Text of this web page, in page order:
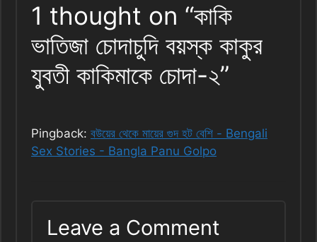
1 thought on “কাকি
ভাতিজা চোদাচুদি বয়স্ক কাকুর
যুবতী কাকিমাকে চোদা-২”
Pingback: বউয়ের থেকে মায়ের গুদ হট বেশি - Bengali
Sex Stories - Bangla Panu Golpo
Leave a Comment